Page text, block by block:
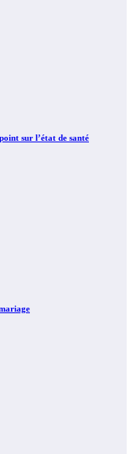
sur l’état de santé